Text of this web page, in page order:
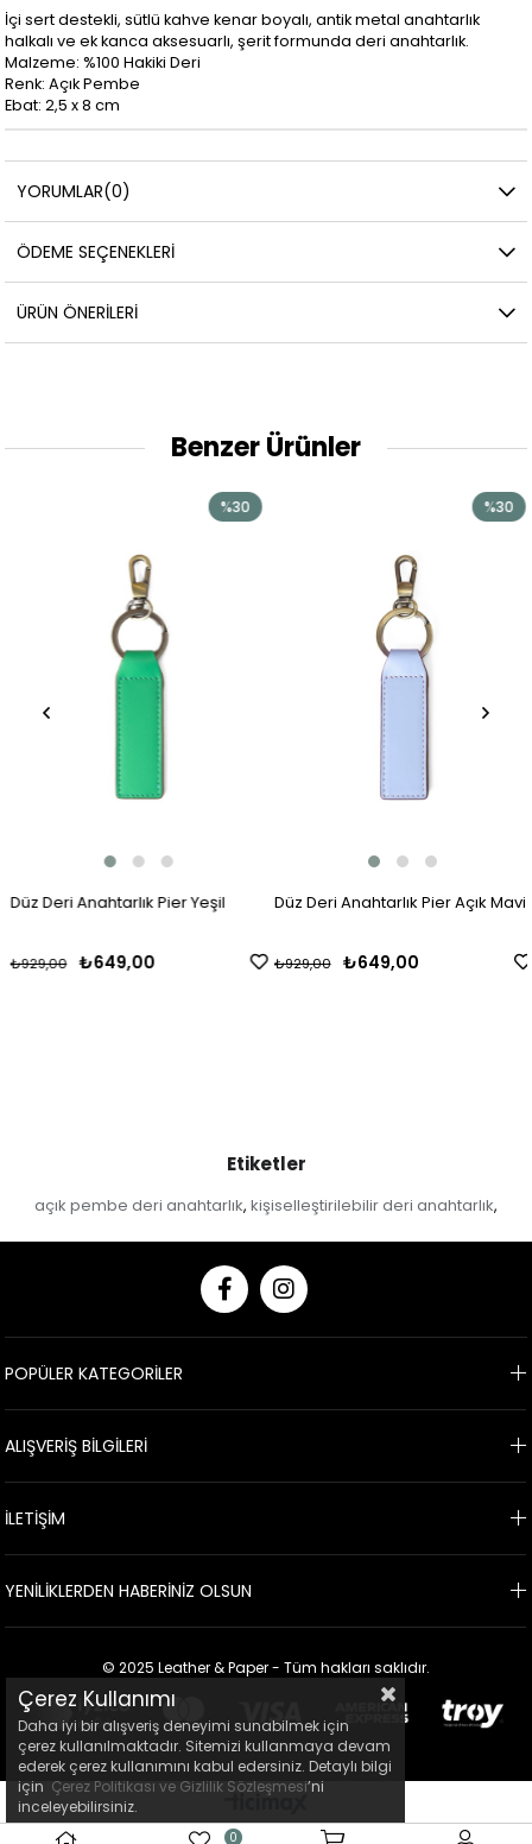
İçi sert destekli, sütlü kahve kenar boyalı, antik metal anahtarlık
halkalı ve ek kanca aksesuarlı, şerit formunda deri anahtarlık.
Malzeme: %100 Hakiki Deri
Renk: Açık Pembe
Ebat: 2,5 x 8 cm
YORUMLAR(0)
ÖDEME SEÇENEKLERI
ÜRÜN ÖNERILERI
Benzer Ürünler
Düz Deri Anahtarlık Pier Yeşil
₺649,00
₺929,00
%30
Düz Deri Anahtarlık Pier Açık Mavi
₺649,00
₺929,00
%30
Etiketler
açık pembe deri anahtarlık, kişiselleştirilebilir deri anahtarlık,
POPÜLER KATEGORİLER
ALIŞVERİŞ BİLGİLERİ
İLETİŞİM
YENİLİKLERDEN HABERİNİZ OLSUN
© 2025 Leather & Paper - Tüm hakları saklıdır.
Çerez Kullanımı
Daha iyi bir alışveriş deneyimi sunabilmek için
çerez kullanılmaktadır. Sitemizi kullanmaya devam
ederek çerez kullanımını kabul edersiniz. Detaylı bilgi
için Çerez Politikası ve Gizlilik Sözleşmesi’ni
inceleyebilirsiniz.
0